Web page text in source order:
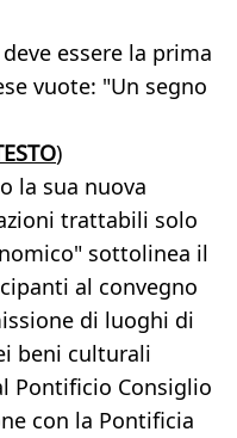
essere la prima
vuote: "Un segno
)
la sua nuova
trattabili solo
sottolinea il
al convegno
di luoghi di
beni culturali
Pontificio Consiglio
con la Pontificia